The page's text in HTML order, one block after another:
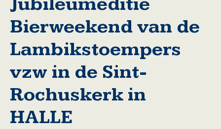
Bierweekend van de
Lambikstoempers
vzw in de Sint-
Rochuskerk in
HALLE